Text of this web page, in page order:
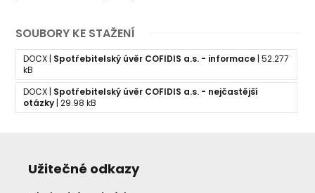
SOUBORY KE STAŽENÍ
DOCX | Spotřebitelský úvěr COFIDIS a.s. - informace | 52.277
kB
DOCX | Spotřebitelský úvěr COFIDIS a.s. - nejčastější
otázky | 29.98 kB
Užitečné odkazy